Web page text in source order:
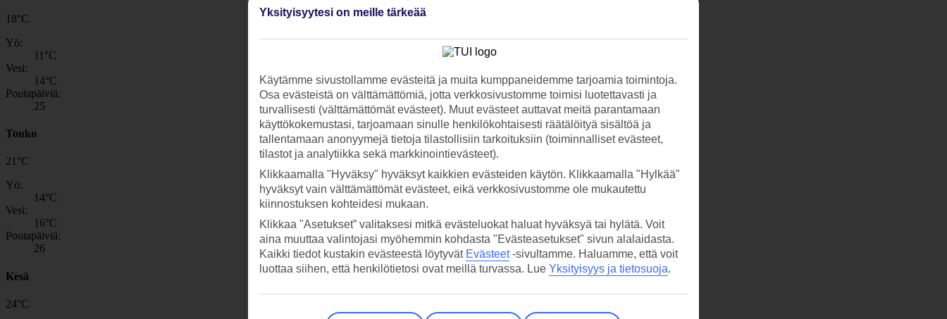
18°C
Yö:
11 °C
Vesi:
14°C
Poutapäiviä:
25
Touko
21°C
Yö:
14°C
Vesi:
16°C
Poutapäiviä:
26
Kesä
24°C
Yksityisyytesi on meille tärkeää
Käytämme sivustollamme evästeitä ja muita kumppaneidemme tarjoamia toimintoja.
Osa evästeistä on välttämättömiä, jotta verkkosivustomme toimisi luotettavasti ja
turvallisesti (välttämättömät evästeet). Muut evästeet auttavat meitä parantamaan
käyttökokemustasi, tarjoamaan sinulle henkilökohtaisesti räätälöityä sisältöä ja
tallentamaan anonyymejä tietoja tilastollisiin tarkoituksiin (toiminnalliset evästeet,
tilastot ja analytiikka sekä markkinointievästeet).
Klikkaamalla "Hyväksy" hyväksyt kaikkien evästeiden käytön. Klikkaamalla "Hylkää"
hyväksyt vain välttämättömät evästeet, eikä verkkosivustomme ole mukautettu
kiinnostuksen kohteidesi mukaan.
Klikkaa "Asetukset” valitaksesi mitkä evästeluokat haluat hyväksyä tai hylätä. Voit
aina muuttaa valintojasi myöhemmin kohdasta "Evästeasetukset" sivun alalaidasta.
Kaikki tiedot kustakin evästeestä löytyvät Evästeet-sivultamme. Haluamme, että voit
luottaa siihen, että henkilötietosi ovat meillä turvassa. Lue Yksityisyys ja tietosuoja.